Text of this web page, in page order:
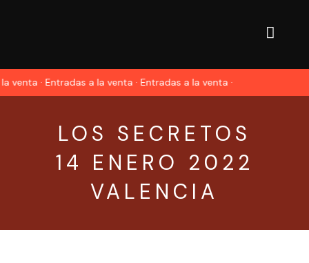
venta · Entradas a la venta · Entradas a la venta ·
LOS SECRETOS
14 ENERO 2022
VALENCIA